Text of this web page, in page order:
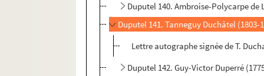
Duputel 140. Ambroise-Polycarpe
Duputel 141. Tanneguy Duchâtel (1803-
Lettre autographe signée de T.
Duputel 142. Guy-Victor Duperré